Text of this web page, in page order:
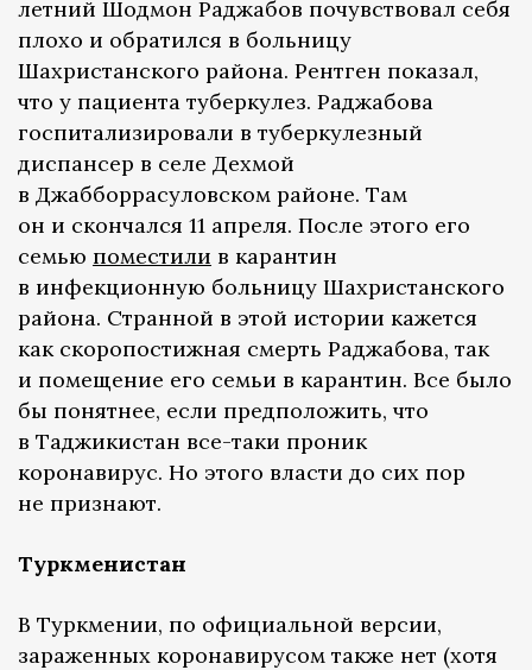
летний Шодмон Раджабов почувствовал себя
плохо и обратился в больницу
Шахристанского района. Рентген показал,
что у пациента туберкулез. Раджабова
госпитализировали в туберкулезный
диспансер в селе Дехмой
в Джабборрасуловском районе. Там
он и скончался 11 апреля. После этого его
семью поместили в карантин
в инфекционную больницу Шахристанского
района. Странной в этой истории кажется
как скоропостижная смерть Раджабова, так
и помещение его семьи в карантин. Все было
бы понятнее, если предположить, что
в Таджикистан все-таки проник
коронавирус. Но этого власти до сих пор
не признают.
Туркменистан
В Туркмении, по официальной версии,
зараженных коронавирусом также нет (хотя